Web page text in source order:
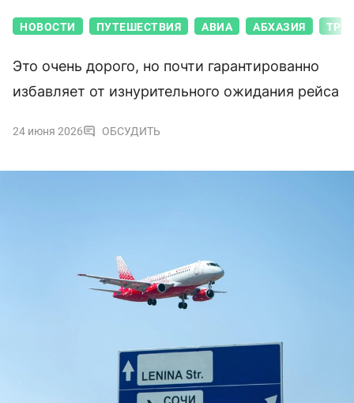
НОВОСТИ ПУТЕШЕСТВИЯ АВИА АБХАЗИЯ
Это очень дорого, но почти гарантированно
избавляет от изнурительного ожидания рейса
24 июня 2026 ОБСУДИТЬ